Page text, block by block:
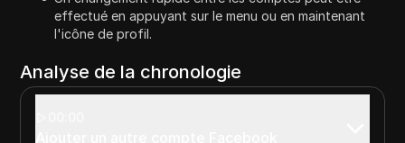
effectué en appuyant sur le menu ou en maintenant
l'icône de profil.
Analyse de la chronologie